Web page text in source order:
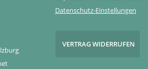
Datenschutz-Einstellungen
VERTRAG WIDERRUFEN